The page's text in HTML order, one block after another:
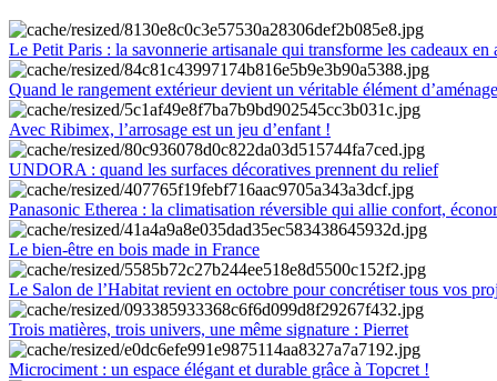
Le Petit Paris : la savonnerie artisanale qui transforme les cadeaux en
Quand le rangement extérieur devient un véritable élément
Avec Ribimex, l’arrosage est un jeu d’enfant !
UNDORA : quand les surfaces décoratives prennent du relief
Panasonic Etherea : la climatisation réversible qui allie confort,
Le bien-être en bois made in France
Le Salon de l’Habitat revient en octobre pour concrétiser tous vos
Trois matières, trois univers, une même signature : Pierret
Microciment : un espace élégant et durable grâce à Topcret !